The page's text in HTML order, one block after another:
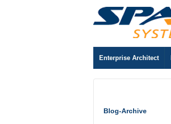
Enterprise Architect
Blog-Archive